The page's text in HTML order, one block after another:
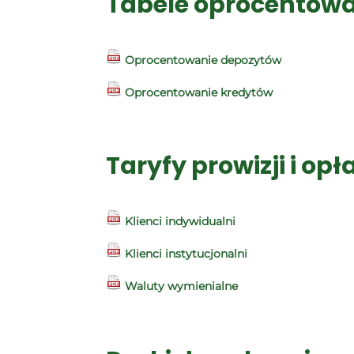
Oprocentowanie depozytów
Oprocentowanie kredytów
Taryfy prowizji i
Klienci indywidualni
Klienci instytucjonalni
Waluty wymienialne